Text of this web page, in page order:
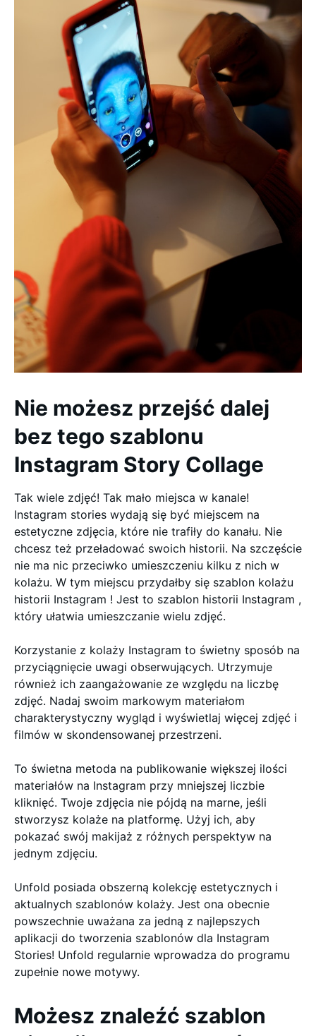
Nie możesz przejść dalej
bez tego szablonu
Instagram Story Collage
Tak wiele zdjęć! Tak mało miejsca w kanale!
Instagram stories wydają się być miejscem na
estetyczne zdjęcia, które nie trafiły do kanału. Nie
chcesz też przeładować swoich historii. Na szczęście
nie ma nic przeciwko umieszczeniu kilku z nich w
kolażu. W tym miejscu przydałby się szablon kolażu
historii Instagram ! Jest to szablon historii Instagram ,
który ułatwia umieszczanie wielu zdjęć.
Korzystanie z kolaży Instagram to świetny sposób na
przyciągnięcie uwagi obserwujących. Utrzymuje
również ich zaangażowanie ze względu na liczbę
zdjęć. Nadaj swoim markowym materiałom
charakterystyczny wygląd i wyświetlaj więcej zdjęć i
filmów w skondensowanej przestrzeni.
To świetna metoda na publikowanie większej ilości
materiałów na Instagram przy mniejszej liczbie
kliknięć. Twoje zdjęcia nie pójdą na marne, jeśli
stworzysz kolaże na platformę. Użyj ich, aby
pokazać swój makijaż z różnych perspektyw na
jednym zdjęciu.
Unfold posiada obszerną kolekcję estetycznych i
aktualnych szablonów kolaży. Jest ona obecnie
powszechnie uważana za jedną z najlepszych
aplikacji do tworzenia szablonów dla Instagram
Stories! Unfold regularnie wprowadza do programu
zupełnie nowe motywy.
Możesz znaleźć szablon